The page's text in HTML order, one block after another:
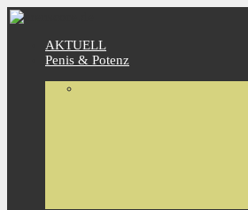
AKTUELL
Penis & Potenz